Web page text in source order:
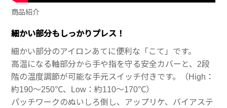
商品紹介
細かい部分もしっかりプレス！
細かい部分のアイロンあてに便利な「こて」です。
高温になる軸部分から手や指を守る安全カバーと、2段
階の温度調節が可能な手元スイッチ付きです。（High：
約190～250℃、Low：約110～170℃）
パッチワークのぬいしろ倒し、アップリケ、バイアステ